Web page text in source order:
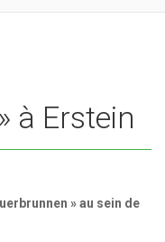
à Erstein
» au sein de